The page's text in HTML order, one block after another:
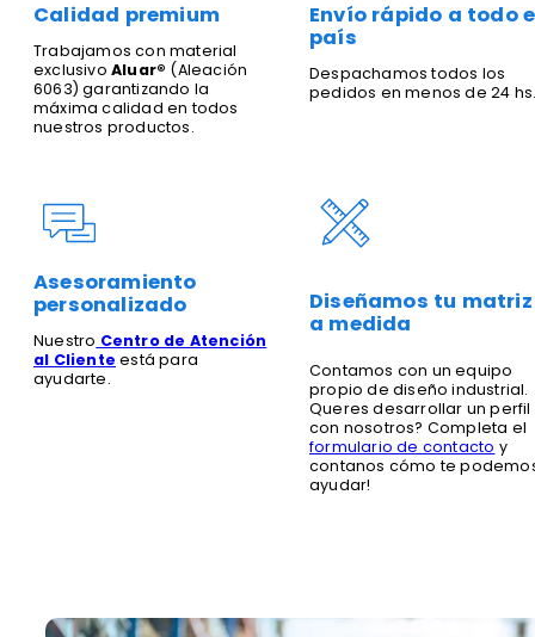
Calidad premium
Trabajamos con material
exclusivo Aluar® (Aleación
6063) garantizando la
máxima calidad en todos
nuestros productos.
Envío rápido a todo
país
Despachamos todos los
pedidos en menos de 24
Asesoramiento
personalizado
Nuestro Centro de Atención
al Cliente está para
ayudarte.
Diseñamos tu matriz
a medida
Contamos con un equipo
propio de diseño industrial.
Queres desarrollar un perfil
con nosotros? Completa el
formulario de contacto y
contanos cómo te
ayudar!